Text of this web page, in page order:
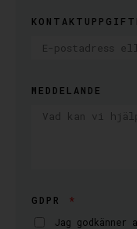
MEDDELANDE
GDPR
Jag